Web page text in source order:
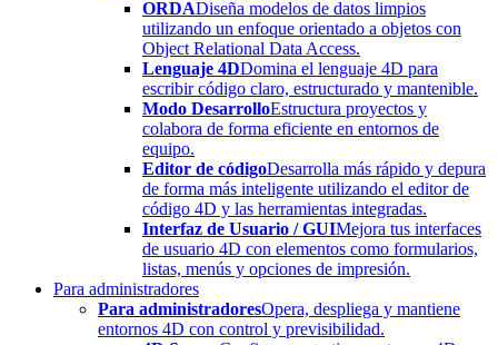
ORDADiseña modelos de datos limpios
utilizando un enfoque orientado a objetos con
Object Relational Data Access.
Lenguaje 4DDomina el lenguaje 4D para
escribir código claro, estructurado y mantenible.
Modo DesarrolloEstructura proyectos y
colabora de forma eficiente en entornos de
equipo.
Editor de códigoDesarrolla más rápido y depura
de forma más inteligente utilizando el editor de
código 4D y las herramientas integradas.
Interfaz de Usuario / GUIMejora tus interfaces
de usuario 4D con elementos como formularios,
listas, menús y opciones de impresión.
Para administradores
Para administradoresOpera, despliega y mantiene
entornos 4D con control y previsibilidad.